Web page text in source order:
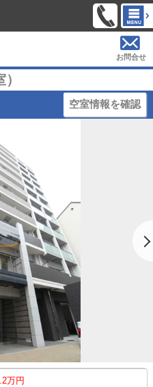
お問合せ
）
空室情報を確認
万円